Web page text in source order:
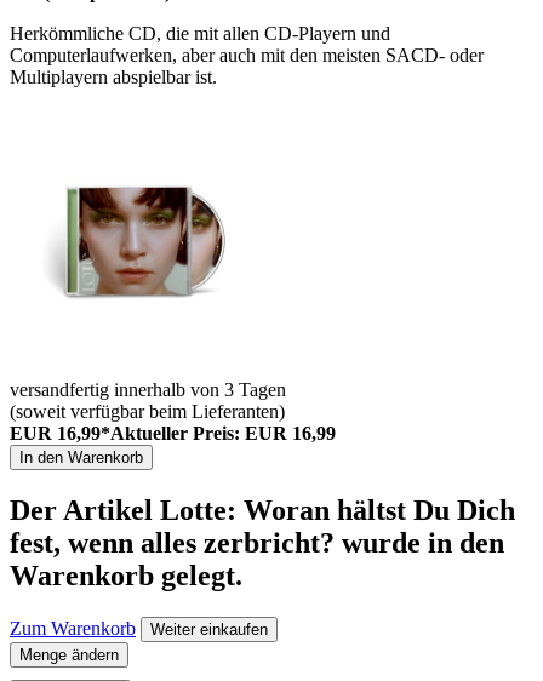
Herkömmliche CD, die mit allen CD-Playern und
Computerlaufwerken, aber auch mit den meisten SACD- oder
Multiplayern abspielbar ist.
versandfertig innerhalb von 3 Tagen
(soweit verfügbar beim Lieferanten)
EUR 16,99*Aktueller Preis: EUR 16,99
In den Warenkorb
Der Artikel Lotte: Woran hältst Du Dich
fest, wenn alles zerbricht? wurde in den
Warenkorb gelegt.
Zum Warenkorb
Weiter einkaufen
Menge ändern